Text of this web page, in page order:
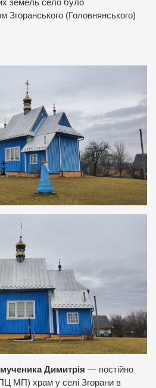
земель село було
Згоранського (Головнянського)
Димитрія — постійно
МП) храм у селі Згорани в